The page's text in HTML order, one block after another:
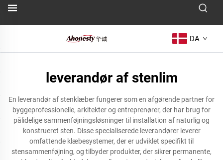
DA
leverandør af stenlim
En leverandør af stenklæber fungerer som en afgørende partner for
byggeprofessionelle, arkitekter og entreprenører, der har brug for
pålidelige sammenføjningsløsninger til installation af naturlig og
konstrueret sten. Disse specialiserede leverandører leverer
omfattende klæbesystemer, der er udviklet specifikt til
stensammenføjning, og tilbyder produkter, der sikrer permanente,